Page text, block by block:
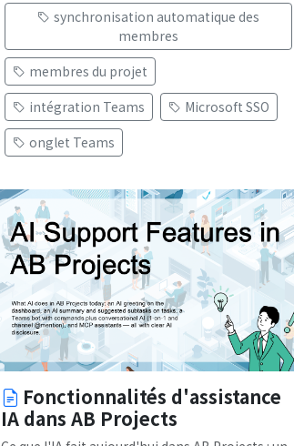
synchronisation automatique des
membres
membres du projet
intégration Teams
Microsoft SSO
onglet Teams
Fonctionnalités d'assistance
IA dans AB Projects